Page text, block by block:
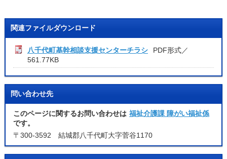
関連ファイルダウンロード
八千代町基幹相談支援センターチラシ
PDF形式／
561.77KB
問い合わせ先
このページに関するお問い合わせは 福祉介護課 障がい福祉係
です。
〒300-3592 結城郡八千代町大字菅谷1170